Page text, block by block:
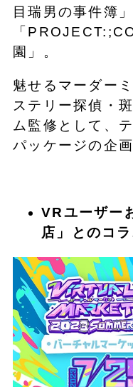
目瑞男の事件簿
「
園」。
魅せるマーダー
ステリー探偵・
ム監修として、
パッケージの企
VRユーザー
店」とのコラ